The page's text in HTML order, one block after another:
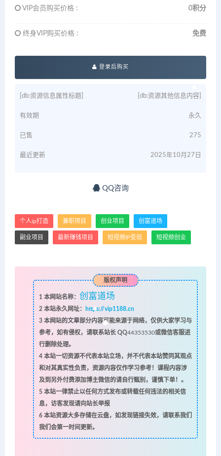
VIP会员购买价格 : 0积分
终身VIP购买价格 : 免费
登录后购买
[db:资源信息属性标题] [db:资源其他信息内容]
有效期 永久
已售 275
最近更新 2025年10月27日
QQ咨询
个人ip打造 兼职项目 创业项目 创富道场
副业项目 最新赚钱项目 短视频IP变现 短视频创业
版权声明
1 本网站名称： 创富道场
2本站永久网址：
https://vip1188.cn
3本网站的文章部分内容可能来源于网络，仅供大家学习与
参考，如有侵权，请联系站长 QQ44353530或微信客服进
行删除处理。
4本站一切资源不代表本站立场，并不代表本站赞同其观点
和对其真实性负责，资源内容仅作学习参考！课程内容涉
及到另外付费添加博主微信的请自行甄别，谨慎下单！。
5本站一律禁止以任何方式发布或转载任何违法的相关信
息，访客发现请向站长举报
6本站资源大多存储在云盘，如发现链接失效，请联系我们
我们会第一时间更新。